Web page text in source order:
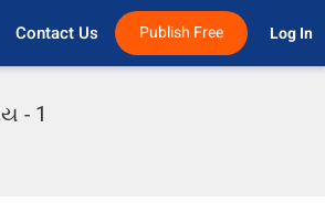
Contact Us Publish Free Log In
- 1